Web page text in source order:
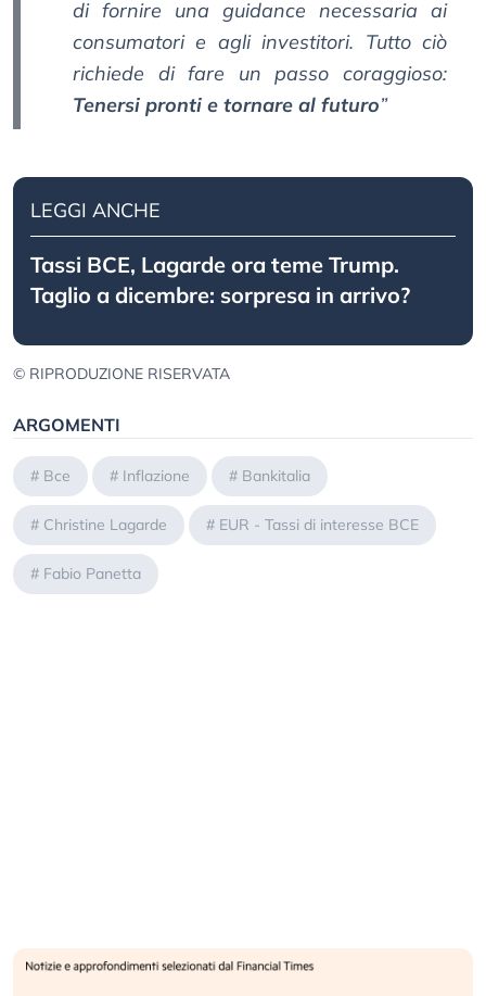
di fornire una guidance necessaria ai
consumatori e agli investitori. Tutto ciò
richiede di fare un passo coraggioso:
Tenersi pronti e tornare al futuro”
LEGGI ANCHE
Tassi BCE, Lagarde ora teme Trump.
Taglio a dicembre: sorpresa in arrivo?
© RIPRODUZIONE RISERVATA
ARGOMENTI
# Bce # Inflazione # Bankitalia
# Christine Lagarde # EUR - Tassi di interesse BCE
# Fabio Panetta